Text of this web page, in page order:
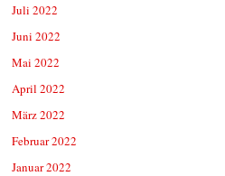
Juli 2022
Juni 2022
Mai 2022
April 2022
März 2022
Februar 2022
Januar 2022